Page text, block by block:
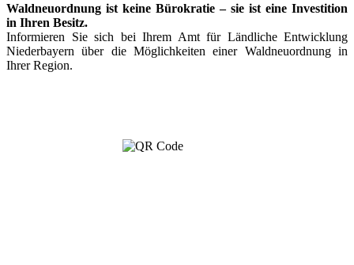
Waldneuordnung ist keine Bürokratie – sie ist eine Investition
in Ihren Besitz.
Informieren Sie sich bei Ihrem Amt für Ländliche Entwicklung
Niederbayern über die Möglichkeiten einer Waldneuordnung in
Ihrer Region.